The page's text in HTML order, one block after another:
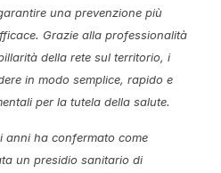
una prevenzione più
Grazie alla professionalità
della rete sul territorio, i
in modo semplice, rapido e
per la tutela della salute.
anni ha confermato come
un presidio sanitario di